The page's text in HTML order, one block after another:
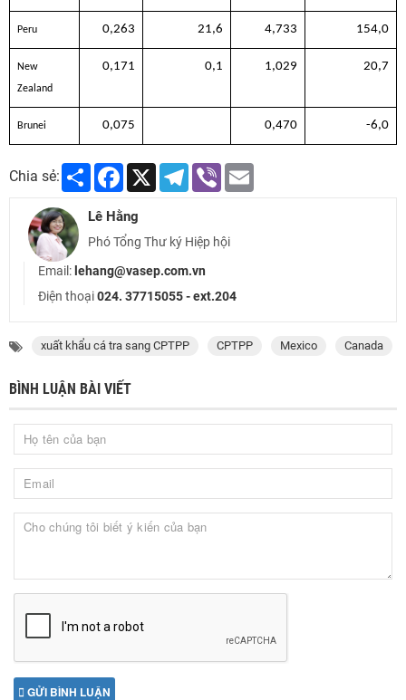
Peru 0,263 21,6 4,733 154,0
New
Zealand
0,171 0,1 1,029 20,7
Brunei 0,075 0,470 -6,0
Chia sẻ: Share Facebook
X Telegram
Viber
Lê Hằng
Phó Tổng Thư ký Hiệp hội
Email: lehang@vasep.com.vn
Điện thoại024. 37715055 - ext.204
xuất khẩu cá tra sang CPTPP CPTPP Mexico Canada
BÌNH LUẬN BÀI VIẾT
GỬI BÌNH LUẬN